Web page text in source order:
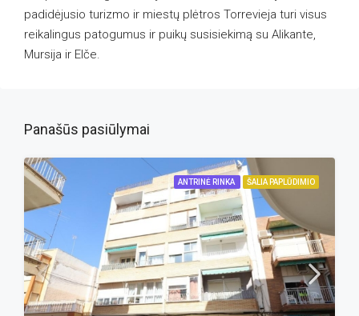
padidėjusio turizmo ir miestų plėtros Torrevieja turi visus
reikalingus patogumus ir puikų susisiekimą su Alikante,
Mursija ir Elče.
Panašūs pasiūlymai
ANTRINĖ RINKA ŠALIA PAPLŪDIMIO